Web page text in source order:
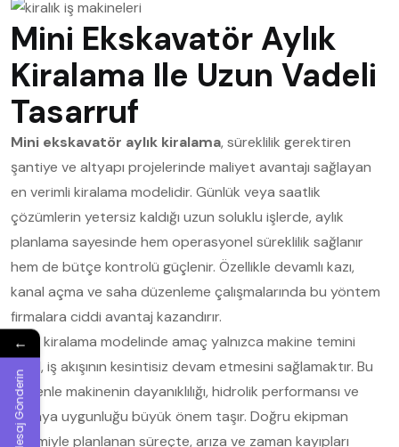
Mini Ekskavatör Aylık
Kiralama Ile Uzun Vadeli
Tasarruf
Mini ekskavatör aylık kiralama, süreklilik gerektiren
şantiye ve altyapı projelerinde maliyet avantajı sağlayan
en verimli kiralama modelidir. Günlük veya saatlik
çözümlerin yetersiz kaldığı uzun soluklu işlerde, aylık
planlama sayesinde hem operasyonel süreklilik sağlanır
hem de bütçe kontrolü güçlenir. Özellikle devamlı kazı,
kanal açma ve saha düzenleme çalışmalarında bu yöntem
firmalara ciddi avantaj kazandırır.
Aylık kiralama modelinde amaç yalnızca makine temini
değil, iş akışının kesintisiz devam etmesini sağlamaktır. Bu
nedenle makinenin dayanıklılığı, hidrolik performansı ve
sahaya uygunluğu büyük önem taşır. Doğru ekipman
seçimiyle planlanan süreçte, arıza ve zaman kayıpları
←
Mesaj Gönderin